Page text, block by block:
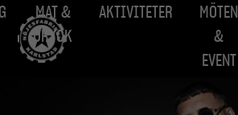
MAT &
DRYCK
AKTIVITETER
MÖTEN
&
EVENT